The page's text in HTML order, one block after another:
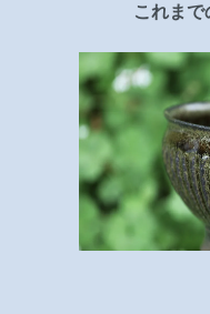
これま